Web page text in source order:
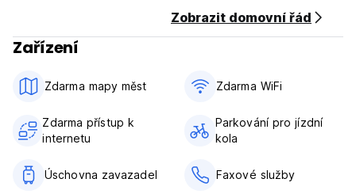
letiště. Také dobré spojení na vlakové / autobusové nádraží
Pokud přijedete na kole, máme pro něj také bezpečné
Náš personál je přátelský, ochotný a multikulturní. (Auto-
Zobrazit domovní řád
Zařízení
Zdarma mapy měst Zdarma WiFi
Zdarma přístup k
internetu
Parkování pro jízdní
kola
Úschovna zavazadel Faxové služby